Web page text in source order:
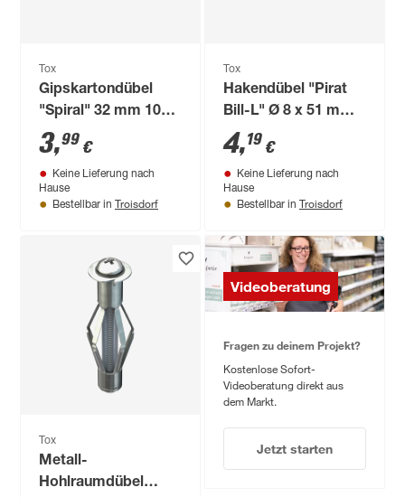
Tox
Gipskartondübel
"Spiral" 32 mm 10
Stück
3,99 €
Keine Lieferung nach
Hause
Bestellbar in Troisdorf
Tox
Hakendübel "Pirat
Bill-L" Ø 8 x 51 mm 4
Stück
4,19 €
Keine Lieferung nach
Hause
Bestellbar in Troisdorf
Tox
Metall-
Hohlraumdübel
Videoberatung
Fragen zu deinem Projekt?
Kostenlose Sofort-
Videoberatung direkt aus
dem Markt.
Jetzt starten